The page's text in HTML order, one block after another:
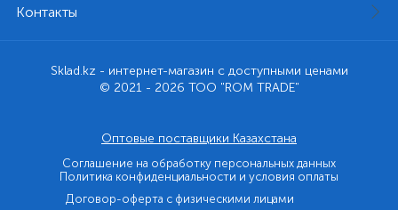
Контакты
Sklad.kz - интернет-магазин с доступными ценами
© 2021 - 2026 ТОО "ROM TRADE"
Оптовые поставщики Казахстана
Соглашение на обработку персональных данных
Политика конфиденциальности и условия оплаты
Договор-оферта с физическими лицами